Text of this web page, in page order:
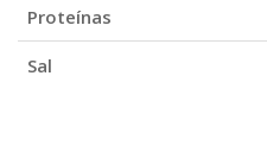
Proteínas
Sal